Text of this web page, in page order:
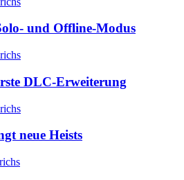
und Offline-Modus
DLC-Erweiterung
neue Heists